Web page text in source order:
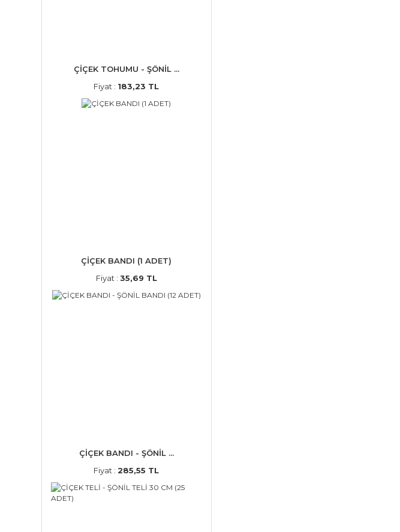
ÇİÇEK TOHUMU - ŞÖNİL ...
Fiyat : 183,23 TL
ÇİÇEK BANDI (1 ADET)
Fiyat : 35,69 TL
ÇİÇEK BANDI - ŞÖNİL ...
Fiyat :285,55 TL